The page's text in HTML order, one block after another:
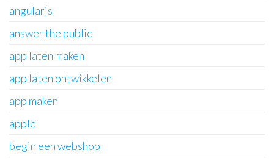
angularjs
answer the public
app laten maken
app laten ontwikkelen
app maken
apple
begin een webshop